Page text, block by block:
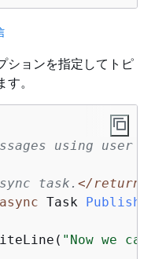
ションを指定してトピ
。
using user
task. </returns>
async Task
"Now we can